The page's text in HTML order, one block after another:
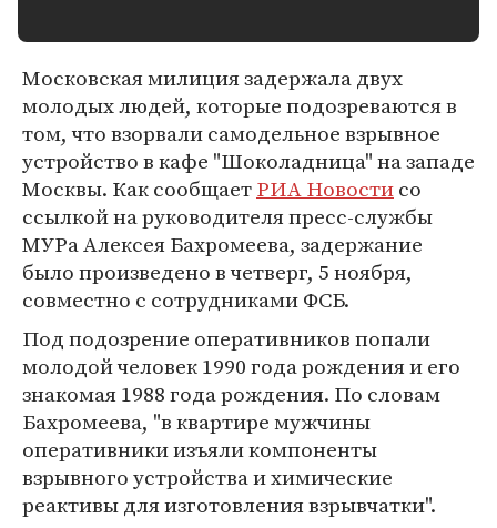
Московская милиция задержала двух
молодых людей, которые подозреваются в
том, что взорвали самодельное взрывное
устройство в кафе "Шоколадница" на западе
Москвы. Как сообщаетРИА Новостисо
ссылкой на руководителя пресс-службы
МУРа Алексея Бахромеева, задержание
было произведено в четверг, 5 ноября,
совместно с сотрудниками ФСБ.
Под подозрение оперативников попали
молодой человек 1990 года рождения и его
знакомая 1988 года рождения. По словам
Бахромеева, "в квартире мужчины
оперативники изъяли компоненты
взрывного устройства и химические
реактивы для изготовления взрывчатки".